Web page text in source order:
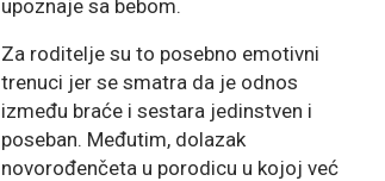
upoznaje sa bebom.
Za roditelje su to posebno emotivni
trenuci jer se smatra da je odnos
između braće i sestara jedinstven i
poseban. Međutim, dolazak
novorođenčeta u porodicu u kojoj već